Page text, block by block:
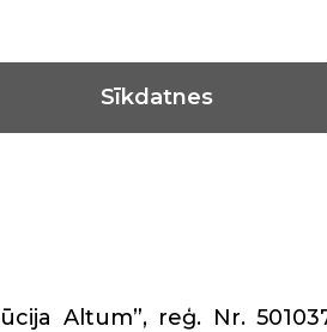
Sīkdatnes
Altum”, reģ. Nr.